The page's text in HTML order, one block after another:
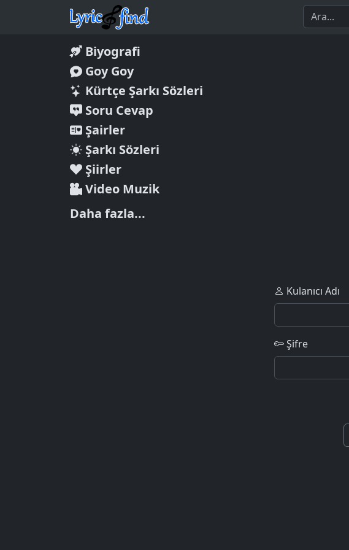
Biyografi
Goy Goy
Kürtçe Şarkı Sözleri
Soru Cevap
Şairler
Şarkı Sözleri
Şiirler
Video Muzik
Daha fazla...
Kulanıcı Adı
Şifre